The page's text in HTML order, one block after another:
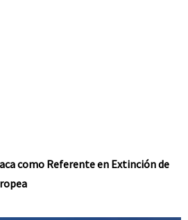
como Referente en Extinción de